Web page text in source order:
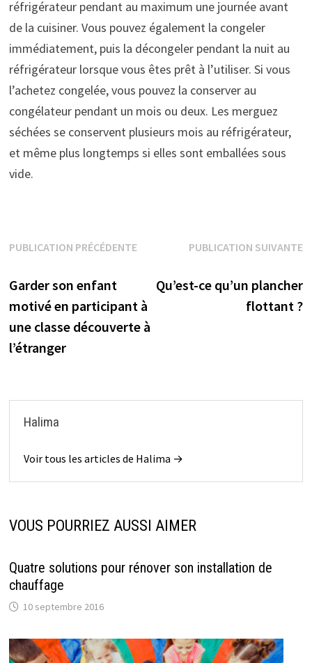
réfrigérateur pendant au maximum une journée avant
de la cuisiner. Vous pouvez également la congeler
immédiatement, puis la décongeler pendant la nuit au
réfrigérateur lorsque vous êtes prêt à l’utiliser. Si vous
l’achetez congelée, vous pouvez la conserver au
congélateur pendant un mois ou deux. Les merguez
séchées se conservent plusieurs mois au réfrigérateur,
et même plus longtemps si elles sont emballées sous
vide.
Navigation
de
l’article
PUBLICATION PRÉCÉDENTE
Garder son enfant
motivé en participant à
une classe découverte à
l’étranger
PUBLICATION SUIVANTE
Qu’est-ce qu’un plancher
flottant ?
Halima
Voir tous les articles de Halima →
VOUS POURRIEZ AUSSI AIMER
Quatre solutions pour rénover son installation de
chauffage
10 septembre 2016